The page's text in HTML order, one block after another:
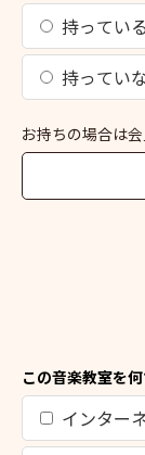
持ってい
持ってい
お持ちの場合は
この音楽教室を
インター